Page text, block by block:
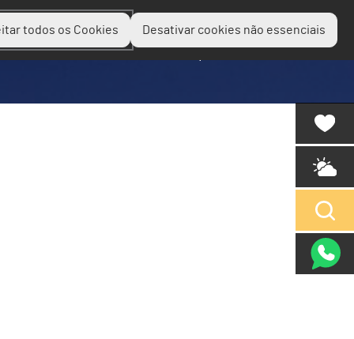
todos os Cookies Desativar cookies não essenciais
Planear Descobrir